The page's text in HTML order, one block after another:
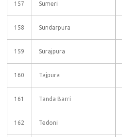
157 Sumeri
158 Sundarpura
159 Surajpura
160 Tajpura
161 Tanda Barri
162 Tedoni